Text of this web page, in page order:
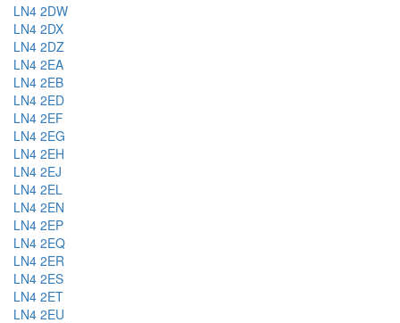
LN4 2DW
LN4 2DX
LN4 2DZ
LN4 2EA
LN4 2EB
LN4 2ED
LN4 2EF
LN4 2EG
LN4 2EH
LN4 2EJ
LN4 2EL
LN4 2EN
LN4 2EP
LN4 2EQ
LN4 2ER
LN4 2ES
LN4 2ET
LN4 2EU